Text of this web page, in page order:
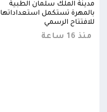
مدينة الملك سلمان الطبية
بالمهرة تستكمل استعداداتها
للافتتاح الرسمي
منذ 16 ساعة